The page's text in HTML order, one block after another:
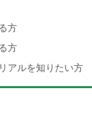
方
方
アルを知りたい方